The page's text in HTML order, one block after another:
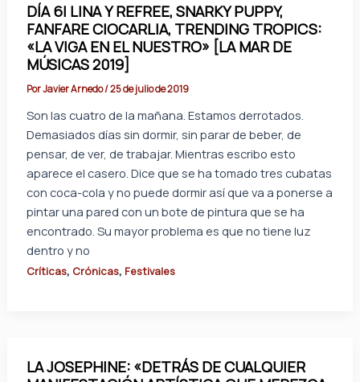
DÍA 6| LINA Y REFREE, SNARKY PUPPY,
FANFARE CIOCARLIA, TRENDING TROPICS:
«LA VIGA EN EL NUESTRO» [LA MAR DE
MÚSICAS 2019]
PorJavier Arnedo/25 de julio de 2019
Son las cuatro de la mañana. Estamos derrotados.
Demasiados días sin dormir, sin parar de beber, de
pensar, de ver, de trabajar. Mientras escribo esto
aparece el casero. Dice que se ha tomado tres cubatas
con coca-cola y no puede dormir así que va a ponerse a
pintar una pared con un bote de pintura que se ha
encontrado. Su mayor problema es que no tiene luz
dentro y no
Críticas, Crónicas, Festivales
LA JOSEPHINE: «DETRÁS DE CUALQUIER